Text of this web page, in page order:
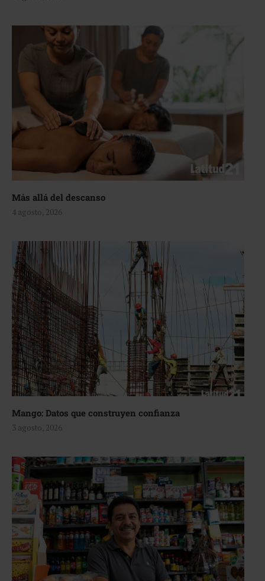
Más allá del descanso
4 agosto, 2026
Mango: Datos que construyen confianza
3 agosto, 2026